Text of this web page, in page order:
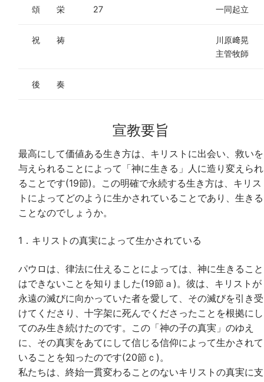
頌 栄 27 一同起立
祝 祷
川原﨑晃
主管牧師
後 奏
宣教要旨
最高にして価値ある生き方は、キリストに出会い、救いを
与えられることによって「神に生きる」人に造り変えられ
ることです(19節)。この明確で永続する生き方は、キリス
トによってどのように生かされていることであり、生きる
ことなのでしょうか。
1．キリストの真実によって生かされている
パウロは、律法に仕えることによっては、神に生きること
はできないことを知りました(19節ａ)。彼は、キリストが
永遠の滅びに向かっていた者を愛して、その滅びを引き受
けてくださり、十字架に死んでくださったことを根拠にし
てのみ生き続けたのです。この「神の子の真実」のゆえ
に、その真実をあてにして信じる信仰によって生かされて
いることを知ったのです(20節ｃ)。
私たちは、終始一貫変わることのないキリストの真実に支